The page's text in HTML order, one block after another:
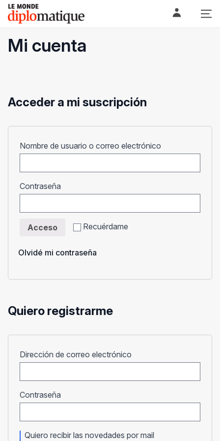
Skip
content
Le monde diplomatique
Mi cuenta
Acceder a mi suscripción
Nombre de usuario o correo electrónico
Contraseña
Recuérdame
Acceso
Olvidé mi contraseña
Quiero registrarme
Dirección de correo electrónico
Contraseña
Quiero recibir las novedades por mail